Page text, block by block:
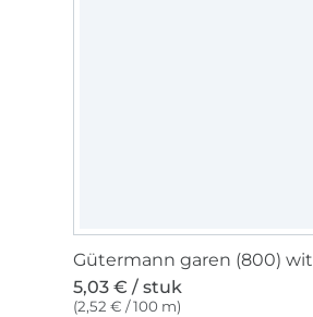
Gütermann garen (800) wit
5,03 € / stuk
(2,52 € / 100 m)